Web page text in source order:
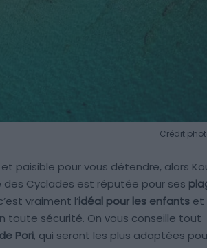
Crédit
paisible pour vous détendre, alors
Cyclades est réputée pour ses
vraiment l’idéal pour les enfants et
toute sécurité. On vous conseille tout
Pori, qui seront les plus adaptées